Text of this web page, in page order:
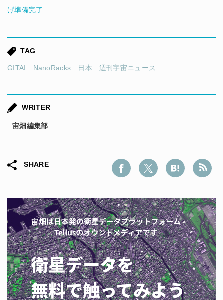
げ準備完了
TAG
GITAI NanoRacks 日本 週刊宇宙ニュース
WRITER
宙畑編集部
SHARE